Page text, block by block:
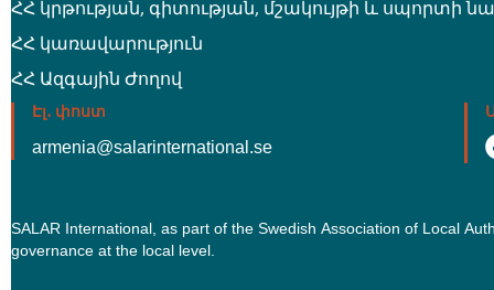
Էլ․ փոստ
armenia@salarinternational.se
SALAR International, as part of the Swedish Association of Local
governance at the local level.
ՀՀ կրթության, գիտության, մշակույթի և սպորտի
ՀՀ կառավարություն
ՀՀ Ազգային Ժողով